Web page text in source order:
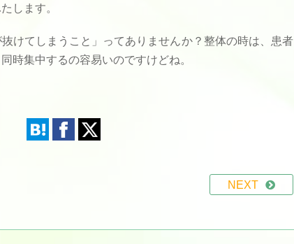
します。
けてしまうこと」ってありませんか？整体の時は、患者
時集中するの容易いのですけどね。
NEXT